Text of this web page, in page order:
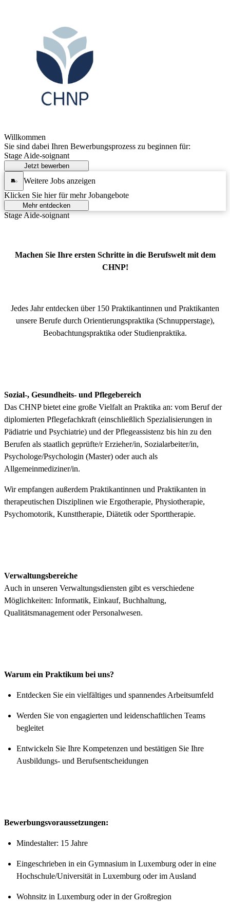
Willkommen
Sie sind dabei Ihren Bewerbungsprozess zu beginnen für:
Stage Aide-soignant
Jetzt bewerben
Weitere Jobs anzeigen
Klicken Sie hier für mehr Jobangebote
Mehr entdecken
Stage Aide-soignant
Machen Sie Ihre ersten Schritte in die Berufswelt mit dem
CHNP!
Jedes Jahr entdecken über 150 Praktikantinnen und Praktikanten
unsere Berufe durch Orientierungspraktika (Schnupperstage),
Beobachtungspraktika oder Studienpraktika.
Sozial-, Gesundheits- und Pflegebereich
Das CHNP bietet eine große Vielfalt an Praktika an: vom Beruf der
diplomierten Pflegefachkraft (einschließlich Spezialisierungen in
Pädiatrie und Psychiatrie) und der Pflegeassistenz bis hin zu den
Berufen als staatlich geprüfte/r Erzieher/in, Sozialarbeiter/in,
Psychologe/Psychologin (Master) oder auch als
Allgemeinmediziner/in.
Wir empfangen außerdem Praktikantinnen und Praktikanten in
therapeutischen Disziplinen wie Ergotherapie, Physiotherapie,
Psychomotorik, Kunsttherapie, Diätetik oder Sporttherapie.
Verwaltungsbereiche
Auch in unseren Verwaltungsdiensten gibt es verschiedene
Möglichkeiten: Informatik, Einkauf, Buchhaltung,
Qualitätsmanagement oder Personalwesen.
Warum ein Praktikum bei uns?
Entdecken Sie ein vielfältiges und spannendes Arbeitsumfeld
Werden Sie von engagierten und leidenschaftlichen Teams
begleitet
Entwickeln Sie Ihre Kompetenzen und bestätigen Sie Ihre
Ausbildungs- und Berufsentscheidungen
Bewerbungsvoraussetzungen:
Mindestalter: 15 Jahre
Eingeschrieben in ein Gymnasium in Luxemburg oder in eine
Hochschule/Universität in Luxemburg oder im Ausland
Wohnsitz in Luxemburg oder in der Großregion